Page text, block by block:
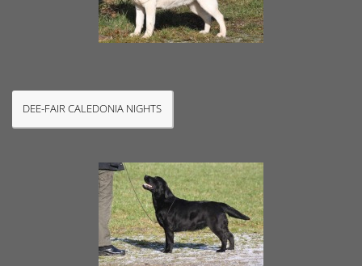
DEE-FAIR CALEDONIA NIGHTS